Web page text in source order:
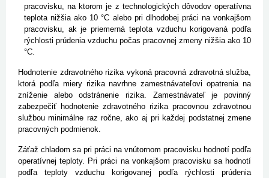
pracovisku, na ktorom je z technologických dôvodov operatívna
teplota nižšia ako 10 °C alebo pri dlhodobej práci na vonkajšom
pracovisku, ak je priemerná teplota vzduchu korigovaná podľa
rýchlosti prúdenia vzduchu počas pracovnej zmeny nižšia ako 10
°C.
Hodnotenie zdravotného rizika vykoná pracovná zdravotná služba,
ktorá podľa miery rizika navrhne zamestnávateľovi opatrenia na
zníženie alebo odstránenie rizika. Zamestnávateľ je povinný
zabezpečiť hodnotenie zdravotného rizika pracovnou zdravotnou
službou minimálne raz ročne, ako aj pri každej podstatnej zmene
pracovných podmienok.
Záťaž chladom sa pri práci na vnútornom pracovisku hodnotí podľa
operatívnej teploty. Pri práci na vonkajšom pracovisku sa hodnotí
podľa teploty vzduchu korigovanej podľa rýchlosti prúdenia